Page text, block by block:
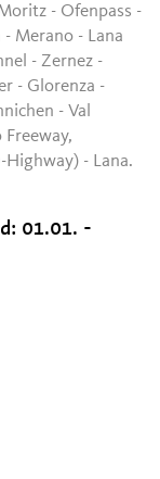
- Ofenpass -
Merano - Lana
- Zernez -
- Glorenza -
- Val
Freeway,
- Lana.
01.01. -